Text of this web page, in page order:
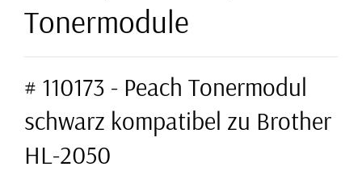
Tonermodule
# 110173 - Peach Tonermodul
schwarz kompatibel zu Brother
HL-2050